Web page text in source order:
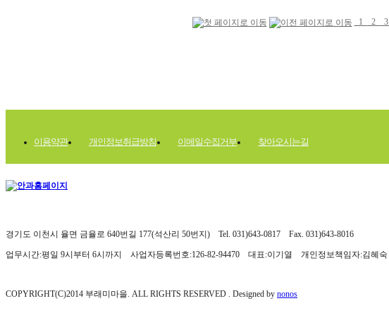
1 2 3
이용약관 개인정보취급방침 이메일수집거부 찾아오시는길
경기도 이천시 율면 금율로 640번길 177(석산리 50번지) Tel. 031)643-0817 Fax. 031)643-8016
업무시간:평일 9시부터 6시까지 사업자등록번호:126-82-94470 대표:이기열 개인정보책임자:김혜숙
COPYRIGHT(C)2014 부래미마을. ALL RIGHTS RESERVED . Designed by nonos